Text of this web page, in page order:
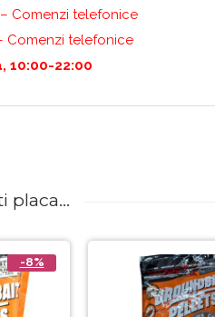
– Comenzi telefonice
Comenzi telefonice
10:00-22:00
placa...
-8%